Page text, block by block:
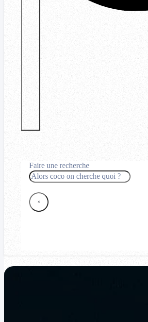
Faire une recherche
Rechercher
×